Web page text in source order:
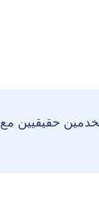
حقيقيين مع